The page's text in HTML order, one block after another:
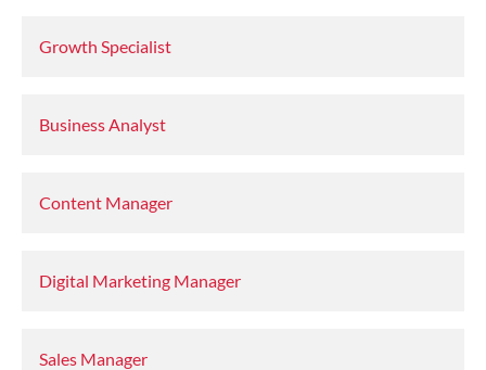
Growth Specialist
Business Analyst
Content Manager
Digital Marketing Manager
Sales Manager